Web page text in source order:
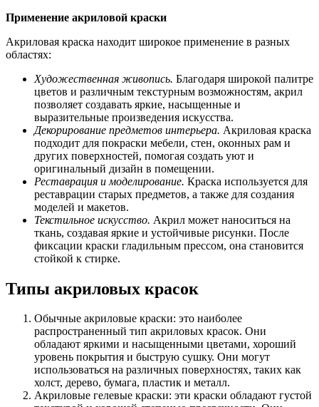
Применение акриловой краски
Акриловая краска находит широкое применение в разных
областях:
Художественная живопись. Благодаря широкой палитре
цветов и различным текстурным возможностям, акрил
позволяет создавать яркие, насыщенные и
выразительные произведения искусства.
Декорирование предметов интерьера. Акриловая краска
подходит для покраски мебели, стен, оконных рам и
других поверхностей, помогая создать уют и
оригинальный дизайн в помещении.
Реставрация и моделирование. Краска используется для
реставрации старых предметов, а также для создания
моделей и макетов.
Текстильное искусство. Акрил может наноситься на
ткань, создавая яркие и устойчивые рисунки. После
фиксации краски гладильным прессом, она становится
стойкой к стирке.
Типы акриловых красок
Обычные акриловые краски: это наиболее
распространенный тип акриловых красок. Они
обладают яркими и насыщенными цветами, хороший
уровень покрытия и быструю сушку. Они могут
использоваться на различных поверхностях, таких как
холст, дерево, бумага, пластик и металл.
Акриловые гелевые краски: эти краски обладают густой